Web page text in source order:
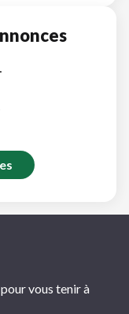
golf
vous tenir à